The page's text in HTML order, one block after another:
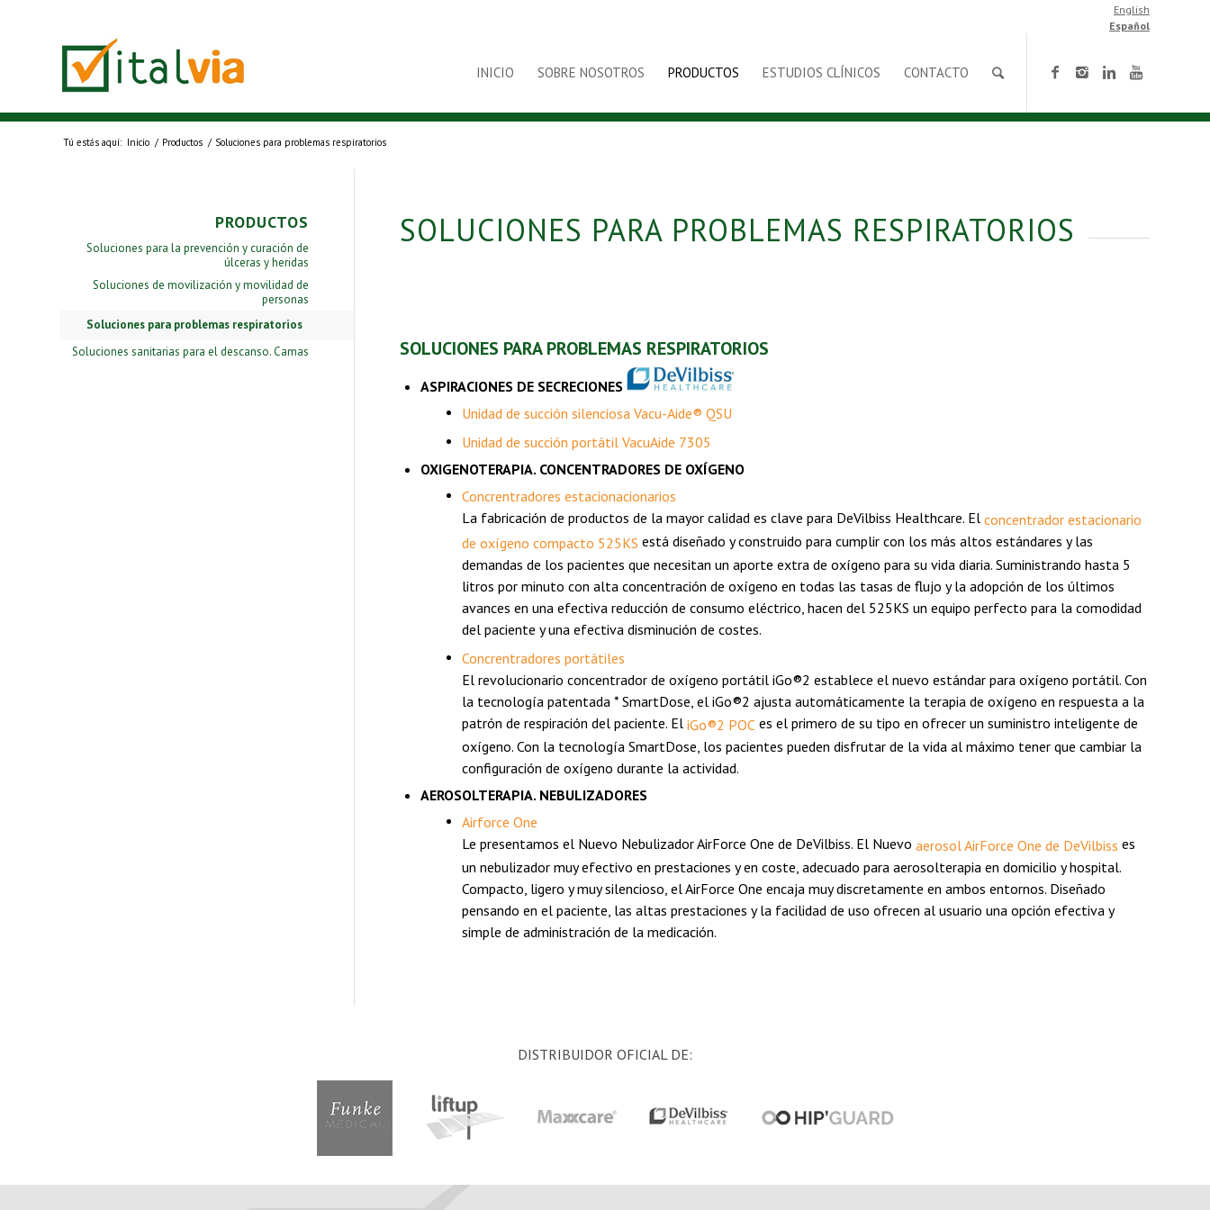
English
Español
INICIO SOBRE NOSOTROS PRODUCTOS ESTUDIOS CLÍNICOS CONTACTO
Tú estás aquí: Inicio / Productos / Soluciones para problemas respiratorios
SOLUCIONES PARA PROBLEMAS RESPIRATORIOS
SOLUCIONES PARA PROBLEMAS RESPIRATORIOS
ASPIRACIONES DE SECRECIONES
Unidad de succión silenciosa Vacu-Aide® QSU
Unidad de succión portátil VacuAide 7305
OXIGENOTERAPIA. CONCENTRADORES DE OXÍGENO
Concrentradores estacionacionarios
La fabricación de productos de la mayor calidad es clave para DeVilbiss Healthcare. El concentrador estacionario
de oxígeno compacto 525KS está diseñado y construido para cumplir con los más altos estándares y las
demandas de los pacientes que necesitan un aporte extra de oxígeno para su vida diaria. Suministrando hasta 5
litros por minuto con alta concentración de oxígeno en todas las tasas de flujo y la adopción de los últimos
avances en una efectiva reducción de consumo eléctrico, hacen del 525KS un equipo perfecto para la comodidad
del paciente y una efectiva disminución de costes.
Concrentradores portátiles
El revolucionario concentrador de oxígeno portátil iGo®2 establece el nuevo estándar para oxígeno portátil. Con
la tecnología patentada * SmartDose, el iGo®2 ajusta automáticamente la terapia de oxígeno en respuesta a la
patrón de respiración del paciente. El iGo®2 POC es el primero de su tipo en ofrecer un suministro inteligente de
oxígeno. Con la tecnología SmartDose, los pacientes pueden disfrutar de la vida al máximo tener que cambiar la
configuración de oxígeno durante la actividad.
AEROSOLTERAPIA. NEBULIZADORES
Airforce One
Le presentamos el Nuevo Nebulizador AirForce One de DeVilbiss. El Nuevo aerosol AirForce One de DeVilbiss es
un nebulizador muy efectivo en prestaciones y en coste, adecuado para aerosolterapia en domicilio y hospital.
Compacto, ligero y muy silencioso, el AirForce One encaja muy discretamente en ambos entornos. Diseñado
pensando en el paciente, las altas prestaciones y la facilidad de uso ofrecen al usuario una opción efectiva y
simple de administración de la medicación.
PRODUCTOS
Soluciones para la prevención y curación de
úlceras y heridas
Soluciones de movilización y movilidad de
personas
Soluciones para problemas respiratorios
Soluciones sanitarias para el descanso. Camas
DISTRIBUIDOR OFICIAL DE: